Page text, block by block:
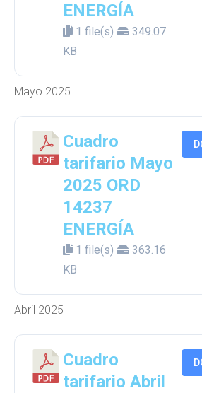
ENERGÍA
1 file(s)
349.07
KB
Mayo 2025
Cuadro
tarifario Mayo
2025 ORD
14237
ENERGÍA
1 file(s)
363.16
KB
Abril 2025
Cuadro
tarifario Abril